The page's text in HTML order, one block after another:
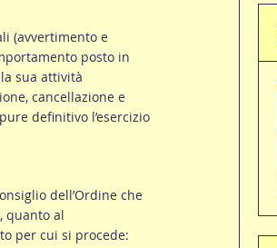
(avvertimento e
posto in
sua attività
cancellazione e
definitivo l’esercizio
dell’Ordine che
quanto al
per cui si procede: